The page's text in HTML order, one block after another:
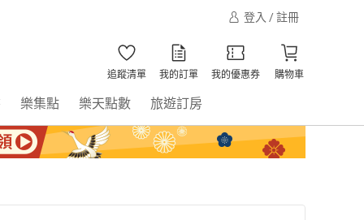
登入 / 註冊
追蹤清單 我的訂單 我的優惠券 購物車
樂集點 樂天點數 旅遊訂房